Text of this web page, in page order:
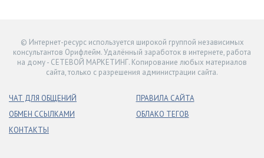
© Интернет-ресурс используется широкой группой независимых
консультантов Орифлейм. Удалённый заработок в интернете, работа
на дому - СЕТЕВОЙ МАРКЕТИНГ. Копирование любых материалов
сайта, только с разрешения администрации сайта.
ЧАТ ДЛЯ ОБЩЕНИЙ
ОБМЕН ССЫЛКАМИ
КОНТАКТЫ
ПРАВИЛА САЙТА
ОБЛАКО ТЕГОВ